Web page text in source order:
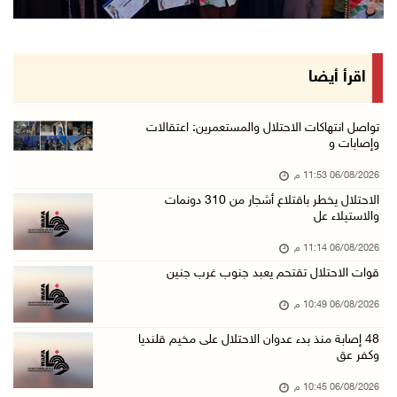
ورشة توصي بخطة عاجلة لاستعادة التعليم الوجاهي ...
الرئيس يستقبل مجلس بلدية رام الله ويشدد على د ...
جماهير شعبنا تشيع جثمان الشهيد علاء صبيح في ت ...
الاحتلال يوسع حملات الدهم والاعتقال في قلنديا ...
06/آب/2026 08:06 م
الرئيس المصري وملك البحرين يشددان على ضرورة ت ...
رابطة العالم الإسلامي تدين تواصل انتهاكات الا ...
اقرأ أيضا
تواصل انتهاكات الاحتلال والمستعمرين: اعتقالات
وإصابات و
06/08/2026 11:53 م
الاحتلال يخطر باقتلاع أشجار من 310 دونمات
والاستيلاء عل
06/08/2026 11:14 م
قوات الاحتلال تقتحم يعبد جنوب غرب جنين
06/08/2026 10:49 م
48 إصابة منذ بدء عدوان الاحتلال على مخيم قلنديا
وكفر عق
06/08/2026 10:45 م